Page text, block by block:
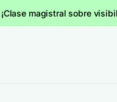
¡Clase magistral sobre